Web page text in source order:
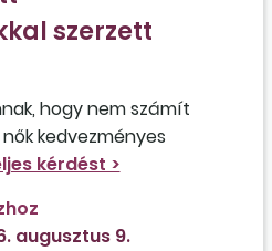
szerzett
hogy nem számít
kedvezményes
a megállapodás
szerzett idő?
augusztus 9.